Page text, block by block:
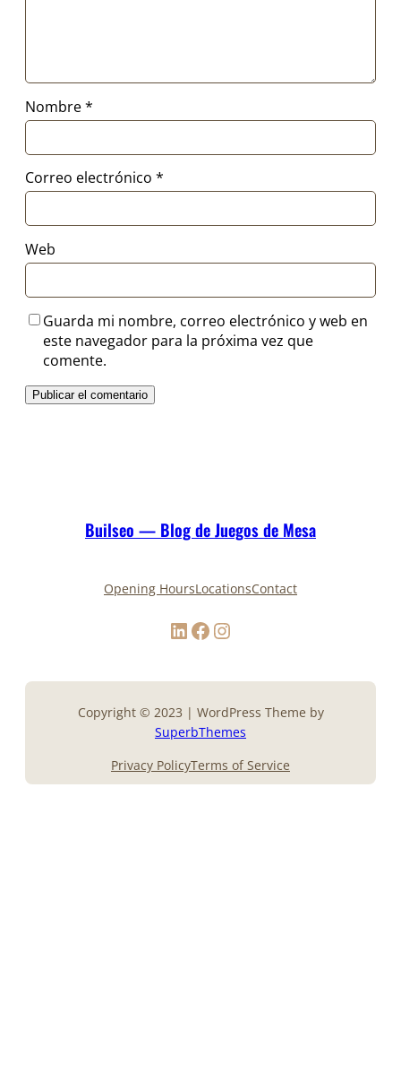
Nombre*
Correo electrónico *
Web
Guarda mi nombre, correo electrónico y web en
este navegador para la próxima vez que
comente.
Builseo — Blog de Juegos de Mesa
Opening HoursLocationsContact
LinkedIn Facebook Instagram
Copyright © 2023 | WordPress Theme by
SuperbThemes
Privacy PolicyTerms of Service